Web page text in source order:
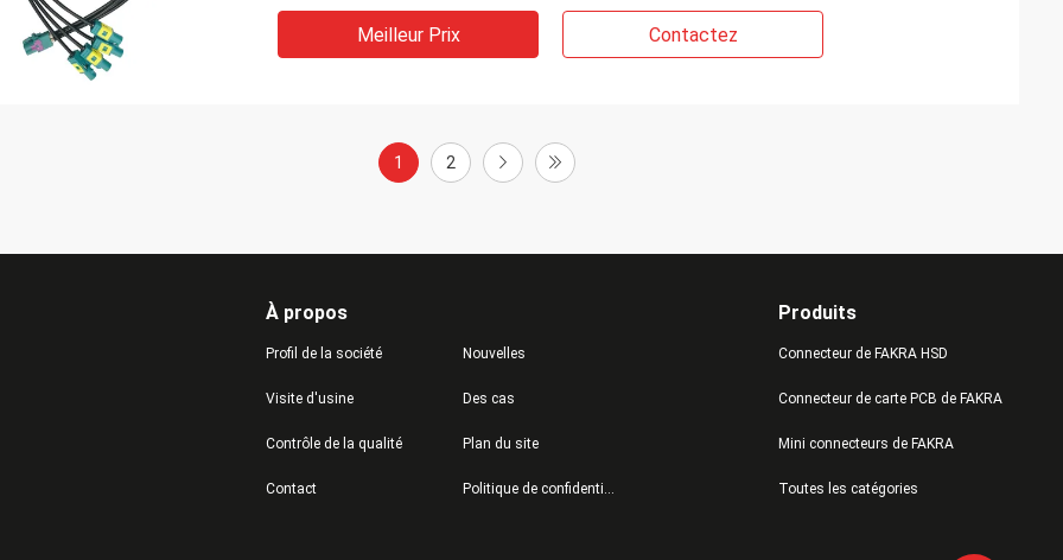
Meilleur Prix Contactez
1 2
À propos
Profil de la société
Visite d'usine
Contrôle de la qualité
Contact
Nouvelles
Des cas
Plan du site
Politique de confidentialité
Produits
Connecteur de FAKRA HSD
Connecteur de carte PCB de FAKRA
Mini connecteurs de FAKRA
Toutes les catégories